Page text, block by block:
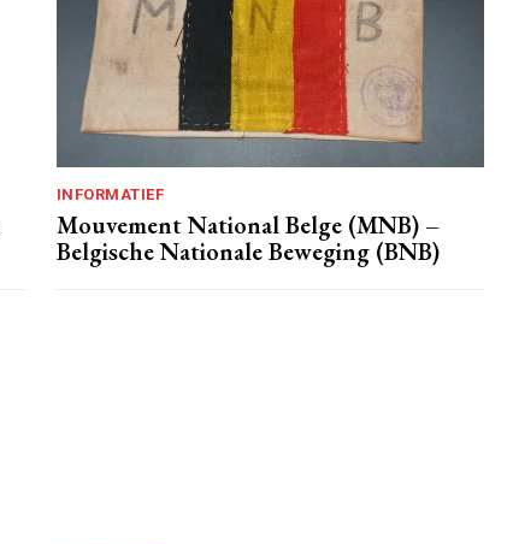
INFORMATIEF
Mouvement National Belge (MNB) –
Belgische Nationale Beweging (BNB)